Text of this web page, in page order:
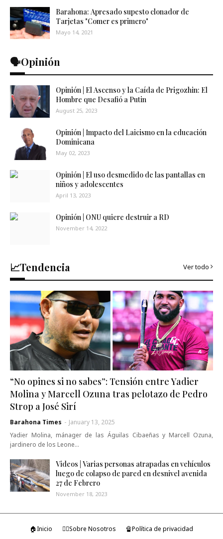
Barahona: Apresado supesto clonador de
Tarjetas "Comer es primero"
Mayo 14, 2021
🗣️Opinión
Opinión | El Ascenso y la Caída de Prigozhin: El
Hombre que Desafió a Putin
August 25, 2023
Opinión | Impacto del Laicismo en la educación
Dominicana
May 02, 2023
Opinión | El uso desmedido de las pantallas en
niños y adolescentes
April 13, 2023
Opinión | ONU quiere destruir a RD
November 14, 2022
📈Tendencia Ver todo
“No opines si no sabes”: Tensión entre Yadier
Molina y Marcell Ozuna tras pelotazo de Pedro
Strop a José Sirí
Barahona Times - January 13, 2025
Yadier Molina, mánager de las Águilas Cibaeñas y Marcell Ozuna,
jardinero de los Leone…
Videos | Varias personas atrapadas en vehículos
luego de colapso de pared en desnivel avenida
27 de Febrero
November 18, 2023
🏠Inicio 🤷‍♂️Sobre Nosotros
🔏Política de privacidad